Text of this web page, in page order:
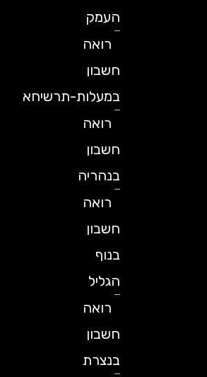
העמק
רואה
חשבון
במעלות-תרשיחא
רואה
חשבון
בנהריה
רואה
חשבון
הגליל
רואה
חשבון
בנצרת